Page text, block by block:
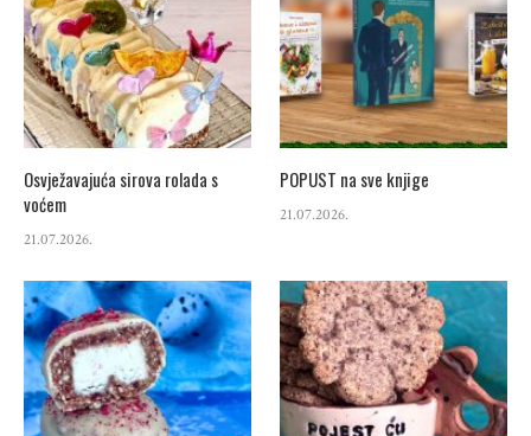
Osvježavajuća sirova rolada s
voćem
21.07.2026.
POPUST na sve knjige
21.07.2026.